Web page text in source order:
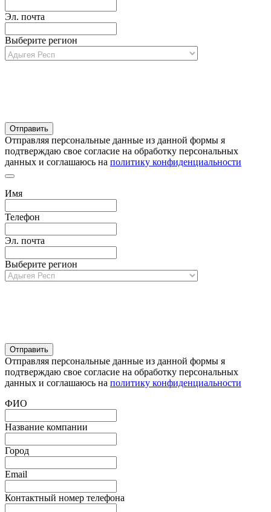
Эл. почта
Выберите регион
Отправляя персональные данные из данной формы я
подтверждаю свое согласие на обработку персональных
данных и соглашаюсь на политику конфиденциальности
Имя
Телефон
Эл. почта
Выберите регион
Отправляя персональные данные из данной формы я
подтверждаю свое согласие на обработку персональных
данных и соглашаюсь на политику конфиденциальности
ФИО
Название компании
Город
Email
Контактный номер телефона